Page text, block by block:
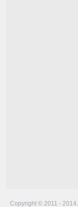
Copyright © 2011 - 2014.